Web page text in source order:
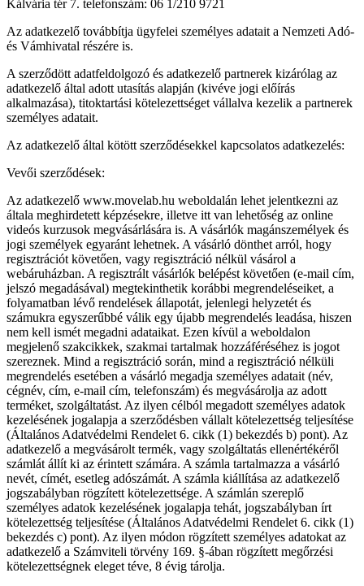
Kálvária tér 7. telefonszám: 06 1/210 9721
Az adatkezelő továbbítja ügyfelei személyes adatait a Nemzeti Adó-
és Vámhivatal részére is.
A szerződött adatfeldolgozó és adatkezelő partnerek kizárólag az
adatkezelő által adott utasítás alapján (kivéve jogi előírás
alkalmazása), titoktartási kötelezettséget vállalva kezelik a partnerek
személyes adatait.
Az adatkezelő által kötött szerződésekkel kapcsolatos adatkezelés:
Vevői szerződések:
Az adatkezelő www.movelab.hu weboldalán lehet jelentkezni az
általa meghirdetett képzésekre, illetve itt van lehetőség az online
videós kurzusok megvásárlására is. A vásárlók magánszemélyek és
jogi személyek egyaránt lehetnek. A vásárló dönthet arról, hogy
regisztrációt követően, vagy regisztráció nélkül vásárol a
webáruházban. A regisztrált vásárlók belépést követően (e-mail cím,
jelszó megadásával) megtekinthetik korábbi megrendeléseiket, a
folyamatban lévő rendelések állapotát, jelenlegi helyzetét és
számukra egyszerűbbé válik egy újabb megrendelés leadása, hiszen
nem kell ismét megadni adataikat. Ezen kívül a weboldalon
megjelenő szakcikkek, szakmai tartalmak hozzáféréséhez is jogot
szereznek. Mind a regisztráció során, mind a regisztráció nélküli
megrendelés esetében a vásárló megadja személyes adatait (név,
cégnév, cím, e-mail cím, telefonszám) és megvásárolja az adott
terméket, szolgáltatást. Az ilyen célból megadott személyes adatok
kezelésének jogalapja a szerződésben vállalt kötelezettség teljesítése
(Általános Adatvédelmi Rendelet 6. cikk (1) bekezdés b) pont). Az
adatkezelő a megvásárolt termék, vagy szolgáltatás ellenértékéről
számlát állít ki az érintett számára. A számla tartalmazza a vásárló
nevét, címét, esetleg adószámát. A számla kiállítása az adatkezelő
jogszabályban rögzített kötelezettsége. A számlán szereplő
személyes adatok kezelésének jogalapja tehát, jogszabályban írt
kötelezettség teljesítése (Általános Adatvédelmi Rendelet 6. cikk (1)
bekezdés c) pont). Az ilyen módon rögzített személyes adatokat az
adatkezelő a Számviteli törvény 169. §-ában rögzített megőrzési
kötelezettségnek eleget téve, 8 évig tárolja.